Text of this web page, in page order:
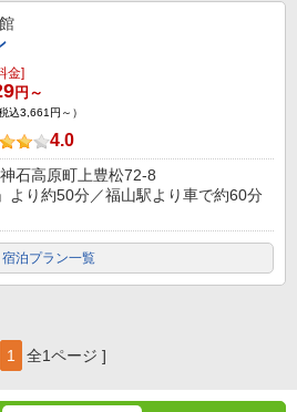
金]
円～
込3,661円～）
4.0
石高原町上豊松72-8
より約50分／福山駅より車で約60分
宿泊プラン一覧
1 全1ページ ]